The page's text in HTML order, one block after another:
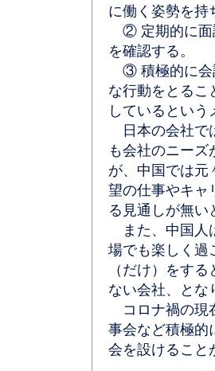
に働く姿勢を持
② 定期的に面
を確認する。
③ 積極的に会
な行動をとるこ
しているとい
日本の会社で
も会社のニー
が、中国では元
望の仕事やキャ
る見通しが無い
また、中国人
場でも楽しく過
（だけ）をす
ない会社、とな
コロナ禍の現
事会など積極的
会を設けること